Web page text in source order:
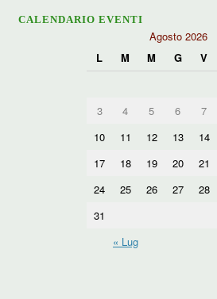
CALENDARIO EVENTI
Agosto 2026
L
M M G V
3
4 5 6 7
10 11 12 13 14
17
18 19 20 21
24
25 26 27 28
31
« Lug